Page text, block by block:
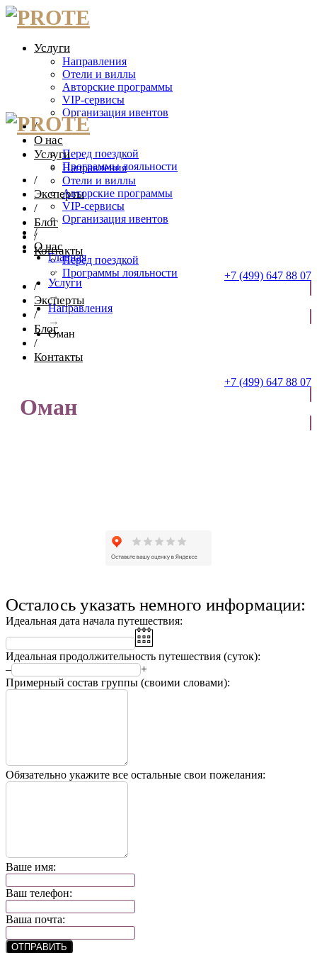
Услуги
Направления
Отели и виллы
Авторские программы
VIP-сервисы
Организация ивентов
/
О нас
Перед поездкой
Программы лояльности
/
Эксперты
/
Блог
/
Контакты
+7 (499) 647 88 07
Услуги
Направления
Отели и виллы
Авторские программы
VIP-сервисы
Организация ивентов
/
О нас
Перед поездкой
Программы лояльности
/
Эксперты
/
Блог
/
Контакты
+7 (499) 647 88 07
Главная
→
Услуги
→
Направления
→
Оман
Оман
Осталось указать немного информации:
Идеальная дата начала путешествия:
Идеальная продолжительность путешествия (суток):
–
+
Примерный состав группы (своими словами):
Обязательно укажите все остальные свои пожелания:
Ваше имя:
Ваш телефон:
Ваша почта:
ОТПРАВИТЬ